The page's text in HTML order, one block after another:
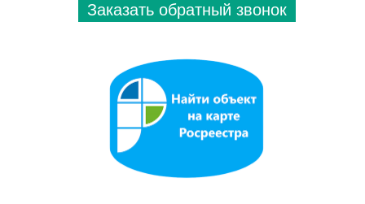
Заказать обратный звонок